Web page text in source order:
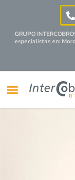
GRUPO
especialistasen: